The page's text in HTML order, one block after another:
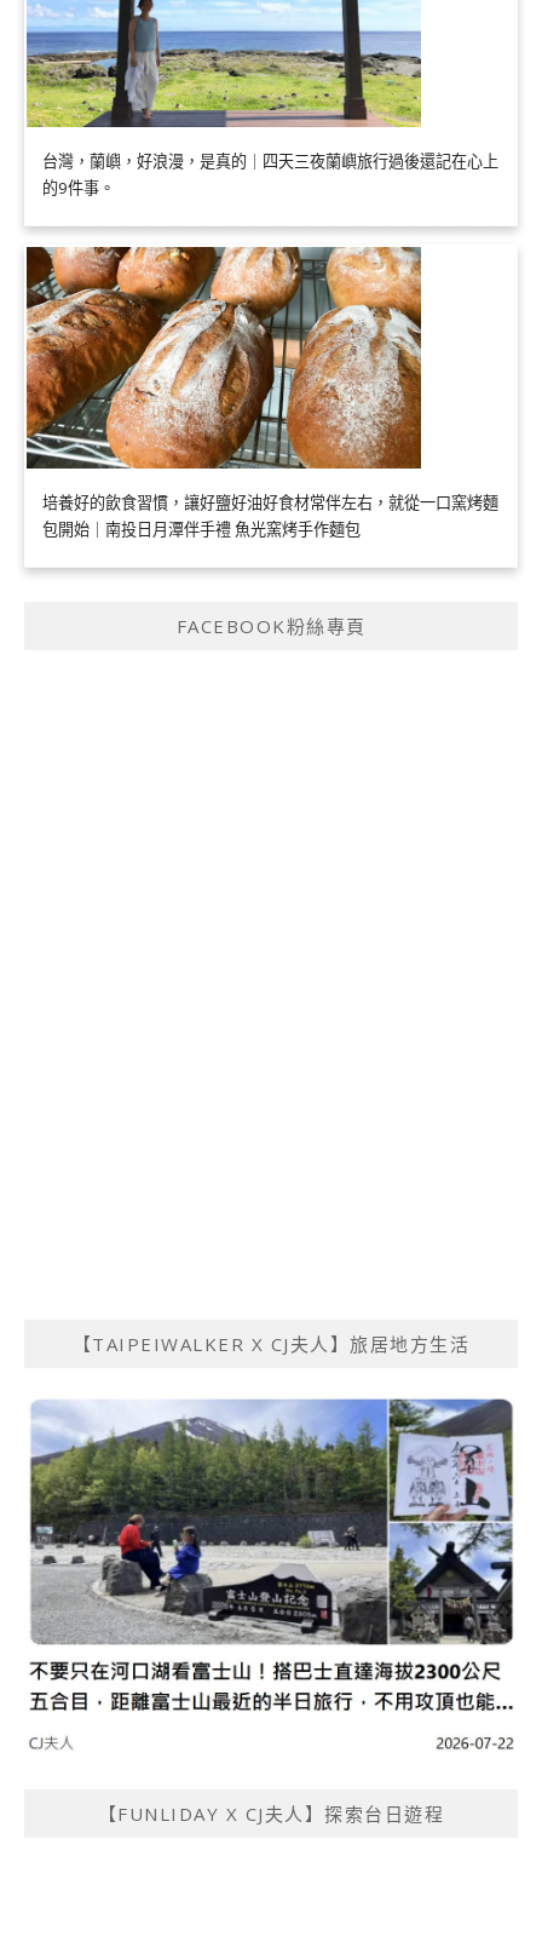
台灣，蘭嶼，好浪漫，是真的｜四天三夜蘭嶼旅行過後還記在心上
的9件事。
培養好的飲食習慣，讓好鹽好油好食材常伴左右，就從一口窯烤麵
包開始｜南投日月潭伴手禮 魚光窯烤手作麵包
FACEBOOK粉絲專頁
【TAIPEIWALKER X CJ夫人】旅居地方生活
【FUNLIDAY X CJ夫人】探索台日遊程